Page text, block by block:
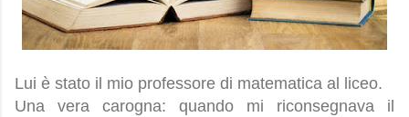
Lui è stato il mio professore di matematica al liceo.
Una vera carogna: quando mi riconsegnava il